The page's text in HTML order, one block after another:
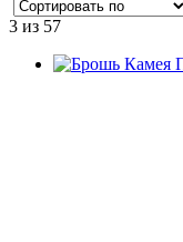
3 из 57